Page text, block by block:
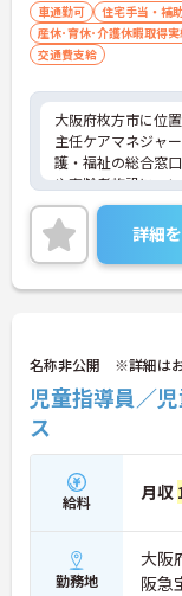
車通勤可 住宅手当・補
産休･育休･介護休暇取得実
交通費支給
大阪府枚方市に位
主任ケアマネジャ
護・福祉の総合窓
や高齢者施設につ
です。
年間休日は107日・
プライベートを大
す。
ご興味のある方に
詳細
名称非公開 ※詳細は
児童指導員／
ス
給料 月収
勤務地
大阪
阪急